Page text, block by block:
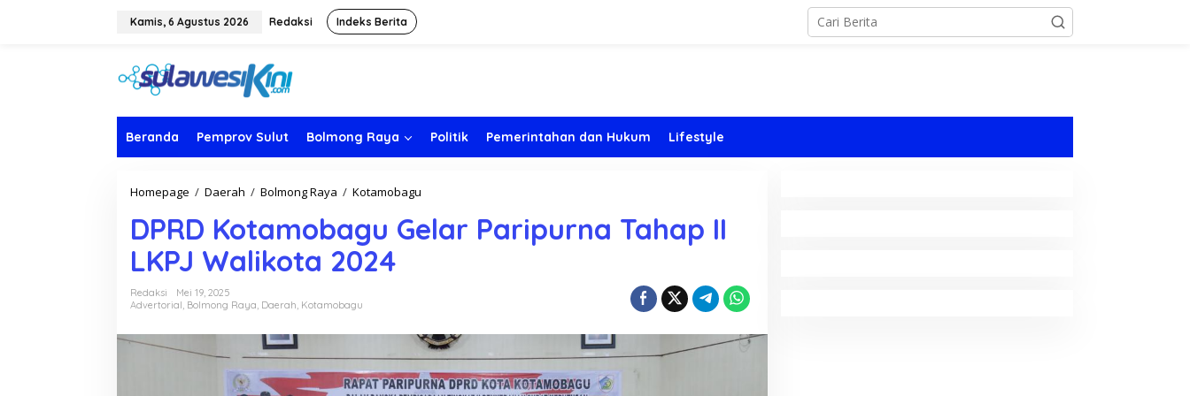
Kamis, 6 Agustus 2026 Redaksi Indeks Berita
Beranda Pemprov Sulut Bolmong Raya Politik Pemerintahan dan Hukum Lifestyle
Homepage / Daerah / Bolmong Raya / Kotamobagu
R
D
o
b
a
g
DPRD Kotamobagu Gelar Paripurna Tahap II
LKPJ Walikota 2024
Redaksi
Mei 19, 2025
Advertorial, Bolmong Raya, Daerah, Kotamobagu